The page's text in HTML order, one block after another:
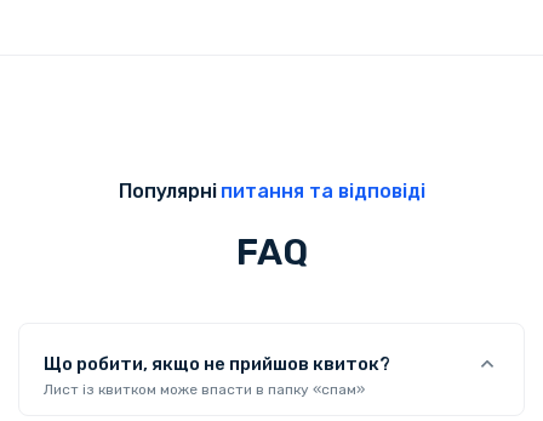
Популярні питання та відповіді
FAQ
Що робити, якщо не прийшов квиток?
Лист із квитком може впасти в папку «спам»